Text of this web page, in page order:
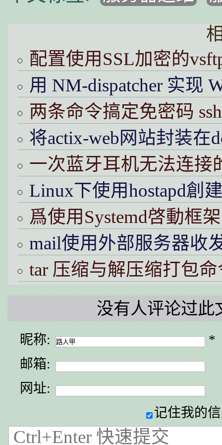
配置使用SSL加密的
用 NM-dispatcher 实现
两条命令搞定免密码
将actix-web网站封装在
一次蓝牙耳机无法连接
Linux下使用hostapd創
爲使用Systemd啓動框
mail使用外部服务器收
tar 压缩与解压缩打包命
没有人评论过此
昵称:
*
邮箱:
网址:
记住我的